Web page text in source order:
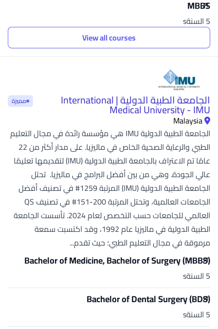
MBBS
5 السنةs
View all courses
الجامعة الطبية الدولية | International
Medical University - IMU مميزة
Malaysia
الجامعة الطبية الدولية IMU هي مؤسسة رائدة في مجال التعليم
الطبي والرعاية الصحية الخاص في ماليزيا. على مدار أكثر من 22
عامًا تم الاعتراف بالجامعة الطبية الدولية (IMU) لتقديمها تعليمًا
عالي الجودة. وهي من بين أفضل البرامج في ماليزيا. تحتل
الجامعة الطبية الدولية (IMU) المرتبة 1259# في تصنيف أفضل
الجامعات العالمية، وتحتل المرتبة 200-151# في تصنيف QS
العالمي للجامعات حسب التخصص لعام 2024. تأسست الجامعة
الطبية الدولية في ماليزيا عام 1992، وقد اكتسبت سمعة
مرموقة في مجال التعليم الطبي؛ حيث تقدم...
Bachelor of Medicine, Bachelor of Surgery (MBBS)
5 السنةs
Bachelor of Dental Surgery (BDS)
5 السنةs